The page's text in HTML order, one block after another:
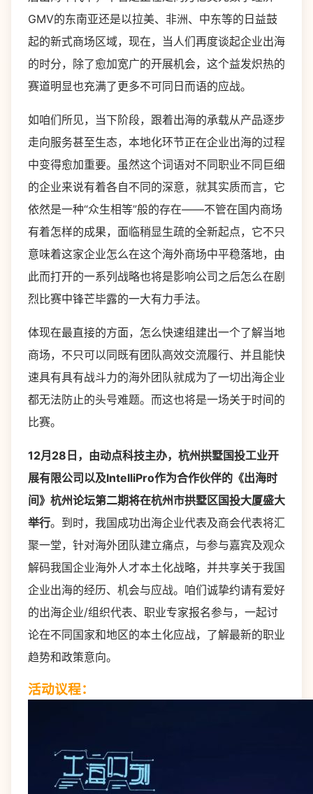
GMV的东南亚还是以拉美、非洲、中东等的日益鼓
起的新式商场区域，现在，当人们再度谈起企业出海
的时分，除了愈加宽广的开展机会，这个益发炽热的
赛道明显也充满了更多不可同日而语的应战。
如咱们所见，当下阶段，跟着出海的承载从产品逐步
走向服务甚至生态，本地化环节正在企业出海的过程
中变得愈加重要。虽然这个词语对不同职业不同巨细
的企业来说有着各自不同的深意，就其实质而言，它
依然是一种“众生相等”般的存在——不管在国内商场
有着怎样的成果，面临稍显生疏的全新起点，它不只
意味着这家企业怎么在这个海外商场中平稳落地，由
此而打开的一系列战略也将是影响公司之后怎么在剧
烈比赛中锋芒毕露的一大有力手法。
体现在最直接的方面，怎么快速组建出一个了解当地
商场，不只可以同既有团队高效交流履行、并且能快
速具有具有战斗力的海外团队就成为了一切出海企业
都无法防止的头号难题。而这也将是一场关于时间的
比赛。
12月28日，由动点科技主办，杭州拱墅国投工业开
展有限公司以及IntelliPro作为合作伙伴的《出海时
间》杭州论坛第二期将在杭州市拱墅区国投大厦盛大
举行。到时，我国成功出海企业代表及商会代表将汇
聚一堂，针对海外团队建立痛点，与参与嘉宾及观众
解码我国企业海外人才本土化战略，并共享关于我国
企业出海的经历、机会与应战。咱们诚挚约请有爱好
的出海企业/组织代表、职业专家报名参与，一起讨
论在不同国家和地区的本土化应战，了解最新的职业
趋势和政策意向。
活动议程：